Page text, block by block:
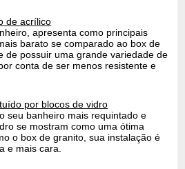
de acrílico
apresenta como principais
barato se comparado ao box de
de possuir uma grande variedade de
conta de ser menos resistente e
por blocos de vidro
seu banheiro mais requintado e
se mostram como uma ótima
o box de granito, sua instalação é
e mais cara.